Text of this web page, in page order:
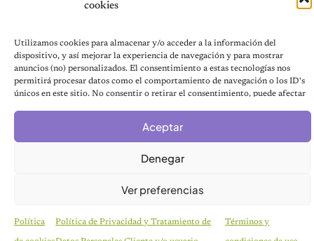
cookies
Utilizamos cookies para almacenar y/o acceder a la información del
dispositivo, y así mejorar la experiencia de navegación y para mostrar
anuncios (no) personalizados. El consentimiento a estas tecnologías nos
permitirá procesar datos como el comportamiento de navegación o los ID's
únicos en este sitio. No consentir o retirar el consentimiento, puede afectar
Aceptar
Denegar
Ver preferencias
Política Política de Privacidad y Tratamiento de Términos y
© 2026 Notas de Mascotas
Política de privacidad